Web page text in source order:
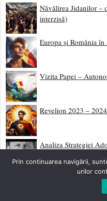
Năvălirea Jidanilor –
interzisă)
Europa și România
Vizita Papei –
Revelion 2023 –
Analiza Strategiei
instigator la ură
Poziția unilaterală a
a BOR în susținerea
Prin continuarea navigării,
urilor